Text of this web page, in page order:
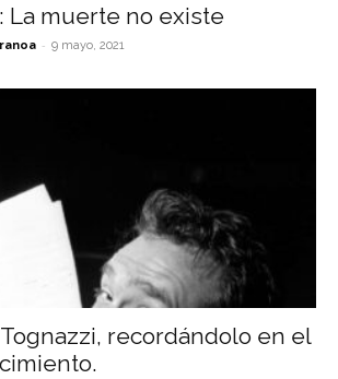
La muerte no existe
- 9 mayo, 2021
recordándolo en el